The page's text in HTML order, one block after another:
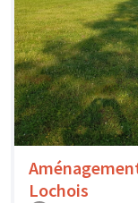
Lochois